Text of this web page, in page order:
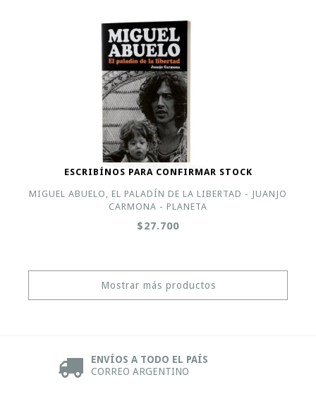
ESCRIBÍNOS PARA CONFIRMAR STOCK
MIGUEL ABUELO, EL PALADÍN DE LA LIBERTAD - JUANJO
CARMONA - PLANETA
$27.700
Mostrar más productos
ENVÍOS A TODO EL PAÍS
CORREO ARGENTINO